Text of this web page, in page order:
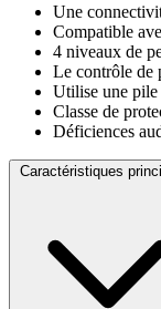
Une
Compatible
4 niveaux de
Le contrôle de
Utilise une pile
Classe de
Déficiences
Caractéristiques